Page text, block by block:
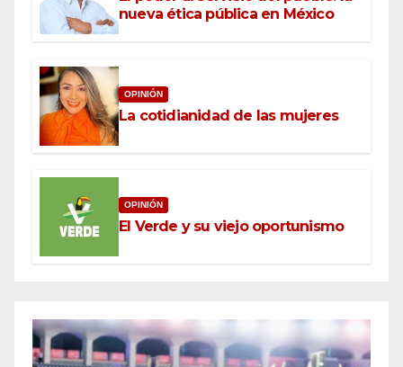
nueva ética pública en México
OPINIÓN
La cotidianidad de las mujeres
OPINIÓN
El Verde y su viejo oportunismo